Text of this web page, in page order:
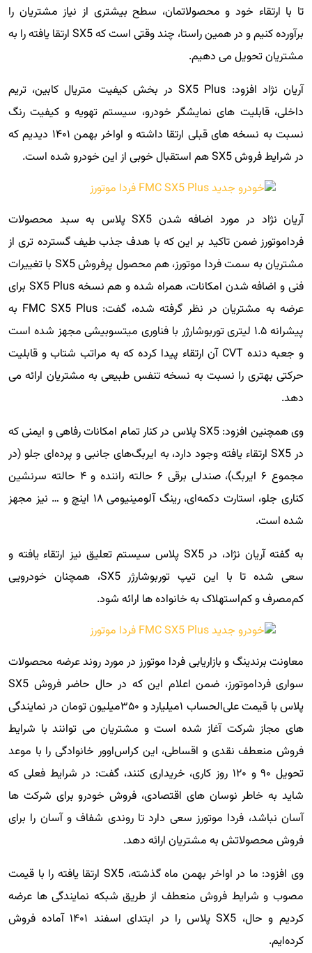
تا با ارتقاء خود و محصولاتمان، سطح بیشتری از نیاز مشتریان را
برآورده کنیم و در همین راستا، چند وقتی است که SX5 ارتقا یافته را به
مشتریان تحویل می دهیم.
آریان نژاد افزود: SX5 Plus در بخش کیفیت متریال کابین، تریم
داخلی، قابلیت های نمایشگر خودرو، سیستم تهویه و کیفیت رنگ
نسبت به نسخه های قبلی ارتقا داشته و اواخر بهمن ۱۴۰۱ دیدیم که
در شرایط فروش SX5 هم استقبال خوبی از این خودرو شده است.
آریان نژاد در مورد اضافه شدن SX5 پلاس به سبد محصولات
فرداموتورز ضمن تاکید بر این که با هدف جذب طیف گسترده تری از
مشتریان به سمت فردا موتورز، هم محصول پرفروش SX5 با تغییرات
فنی و اضافه شدن امکانات، همراه شده و هم نسخه SX5 Plus برای
عرضه به مشتریان در نظر گرفته شده، گفت: FMC SX5 Plus به
پیشرانه ۱.۵ لیتری توربوشارژر با فناوری میتسوبیشی مجهز شده است
و جعبه دنده CVT آن ارتقاء پیدا کرده که به مراتب شتاب و قابلیت
حرکتی بهتری را نسبت به نسخه تنفس طبیعی به مشتریان ارائه می
دهد.
وی همچنین افزود: SX5 پلاس در کنار تمام امکانات رفاهی و ایمنی که
در SX5 ارتقاء یافته وجود دارد، به ایربگ‌های جانبی و پرده‌ای جلو (در
مجموع ۶ ایربگ)، صندلی برقی ۶ حالته راننده و ۴ حالته سرنشین
کناری جلو، استارت دکمه‌ای، رینگ آلومینیومی ۱۸ اینچ و … نیز مجهز
شده است.
به گفته آریان نژاد، در SX5 پلاس سیستم تعلیق نیز ارتقاء یافته و
سعی شده تا با این تیپ توربوشارژر SX5، همچنان خودرویی
کم‌مصرف و کم‌استهلاک به خانواده ها ارائه شود.
معاونت برندینگ و بازاریابی فردا موتورز در مورد روند عرضه محصولات
سواری فرداموتورز، ضمن اعلام این که در حال حاضر فروش SX5
پلاس با قیمت علی‌الحساب ۱میلیارد و ۳۵۰میلیون تومان در نمایندگی
های مجاز شرکت آغاز شده است و مشتریان می توانند با شرایط
فروش منعطف نقدی و اقساطی، این کراس‌اوور خانوادگی را با موعد
تحویل ۹۰ و ۱۲۰ روز کاری، خریداری کنند، گفت: در شرایط فعلی که
شاید به خاطر نوسان های اقتصادی، فروش خودرو برای شرکت ها
آسان نباشد، فردا موتورز سعی دارد تا روندی شفاف و آسان را برای
فروش محصولاتش به مشتریان ارائه دهد.
وی افزود: ما در اواخر بهمن ماه گذشته، SX5 ارتقا یافته را با قیمت
مصوب و شرایط فروش منعطف از طریق شبکه نمایندگی ها عرضه
کردیم و حال، SX5 پلاس را در ابتدای اسفند ۱۴۰۱ آماده فروش
کرده‌ایم.